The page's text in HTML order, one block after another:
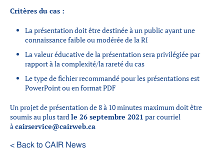
Critères du cas :
La présentation doit être destinée à un public ayant une
connaissance faible ou modérée de la RI
La valeur éducative de la présentation sera privilégiée par
rapport à la complexité/la rareté du cas
Le type de fichier recommandé pour les présentations est
PowerPoint ou en format PDF
Un projet de présentation de 8 à 10 minutes maximum doit être
soumis au plus tard le 26 septembre 2021 par courriel
à cairservice@cairweb.ca
< Back to CAIR News